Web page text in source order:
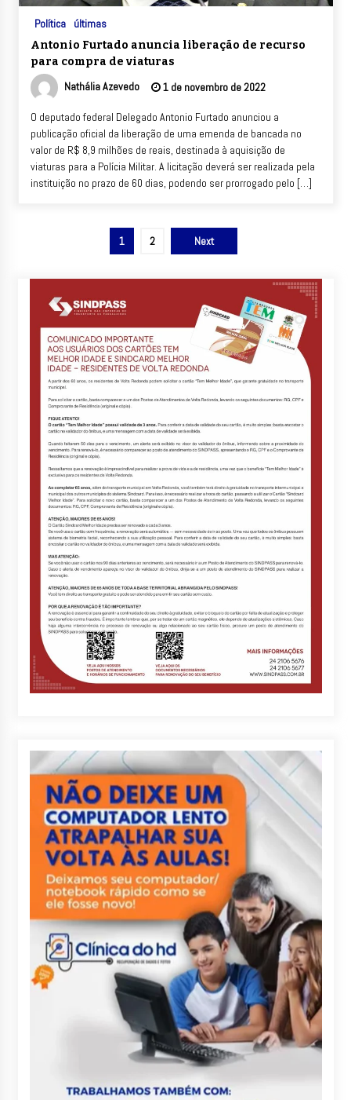
Política últimas
Antonio Furtado anuncia liberação de recurso
para compra de viaturas
Nathália Azevedo 1 de novembro de 2022
O deputado federal Delegado Antonio Furtado anunciou a
publicação oficial da liberação de uma emenda de bancada no
valor de R$ 8,9 milhões de reais, destinada à aquisição de
viaturas para a Polícia Militar. A licitação deverá ser realizada pela
instituição no prazo de 60 dias, podendo ser prorrogado pelo […]
1 2 Next